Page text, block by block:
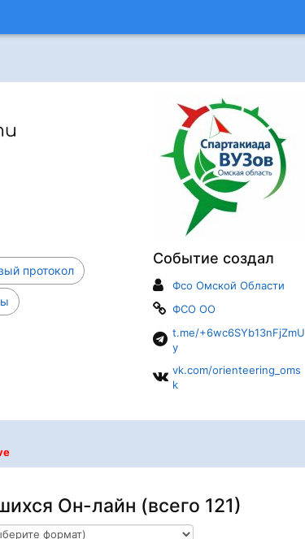
Событие создал
Фсо Омской Области
ФСО ОО
t.me/+6wc6SYb13nFjZmU
y
vk.com/orienteering_oms
k
протокол
Он-лайн (всего 121)